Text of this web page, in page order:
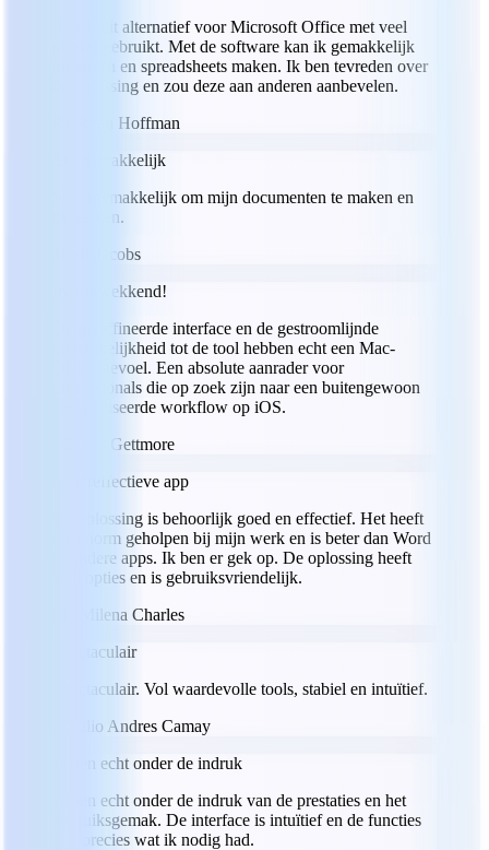
Ik heb dit alternatief voor Microsoft Office met veel
plezier gebruikt. Met de software kan ik gemakkelijk
projecten en spreadsheets maken. Ik ben tevreden over
de oplossing en zou deze aan anderen aanbevelen.
Ryan Hoffman
Erg gemakkelijk
Supergemakkelijk om mijn documenten te maken en
bewerken.
Jeff Jacobs
Indrukwekkend!
De geraffineerde interface en de gestroomlijnde
toegankelijkheid tot de tool hebben echt een Mac-
Office-gevoel. Een absolute aanrader voor
professionals die op zoek zijn naar een buitengewoon
georganiseerde workflow op iOS.
Paul Gettmore
Supereffectieve app
De oplossing is behoorlijk goed en effectief. Het heeft
me enorm geholpen bij mijn werk en is beter dan Word
of andere apps. Ik ben er gek op. De oplossing heeft
veel opties en is gebruiksvriendelijk.
Milena Charles
Spectaculair
Spectaculair. Vol waardevolle tools, stabiel en intuïtief.
Julio Andres Camay
Ik ben echt onder de indruk
Ik ben echt onder de indruk van de prestaties en het
gebruiksgemak. De interface is intuïtief en de functies
zijn precies wat ik nodig had.